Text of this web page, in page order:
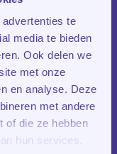
te
media te bieden
Ook delen we
met onze
en analyse. Deze
met andere
of die ze hebben
hun services.
rust, meer grip
niet waar te
sfeer thuis